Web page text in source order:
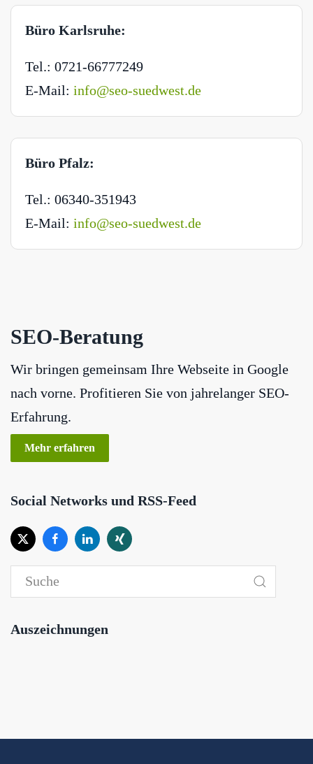
Büro Karlsruhe:
Tel.: 0721-66777249
E-Mail: info@seo-suedwest.de
Büro Pfalz:
Tel.: 06340-351943
E-Mail: info@seo-suedwest.de
SEO-Beratung
Wir bringen gemeinsam Ihre Webseite in Google
nach vorne. Profitieren Sie von jahrelanger SEO-
Erfahrung.
Mehr erfahren
Social Networks und RSS-Feed
Auszeichnungen